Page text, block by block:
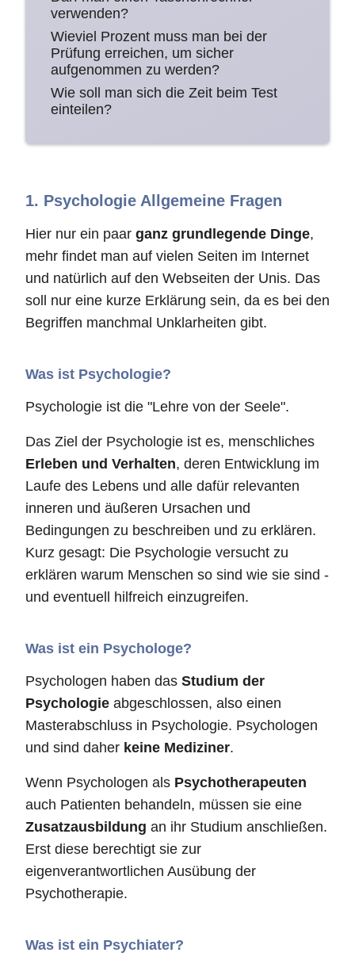
verwenden?
Wieviel Prozent muss man bei der
Prüfung erreichen, um sicher
aufgenommen zu werden?
Wie soll man sich die Zeit beim Test
einteilen?
1. Psychologie Allgemeine Fragen
Hier nur ein paar ganz grundlegende Dinge,
mehr findet man auf vielen Seiten im Internet
und natürlich auf den Webseiten der Unis. Das
soll nur eine kurze Erklärung sein, da es bei den
Begriffen manchmal Unklarheiten gibt.
Was ist Psychologie?
Psychologie ist die "Lehre von der Seele".
Das Ziel der Psychologie ist es, menschliches
Erleben und Verhalten, deren Entwicklung im
Laufe des Lebens und alle dafür relevanten
inneren und äußeren Ursachen und
Bedingungen zu beschreiben und zu erklären.
Kurz gesagt: Die Psychologie versucht zu
erklären warum Menschen so sind wie sie sind -
und eventuell hilfreich einzugreifen.
Was ist ein Psychologe?
Psychologen haben das Studium der
Psychologie abgeschlossen, also einen
Masterabschluss in Psychologie. Psychologen
und sind daher keine Mediziner.
Wenn Psychologen als Psychotherapeuten
auch Patienten behandeln, müssen sie eine
Zusatzausbildung an ihr Studium anschließen.
Erst diese berechtigt sie zur
eigenverantwortlichen Ausübung der
Psychotherapie.
Was ist ein Psychiater?